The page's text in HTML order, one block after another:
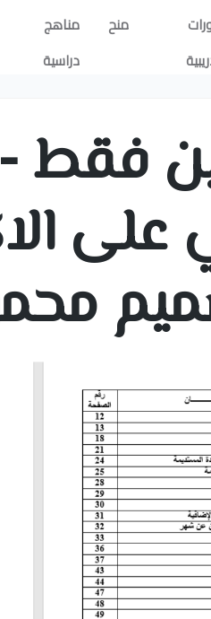
منح
مناهج
دراسية